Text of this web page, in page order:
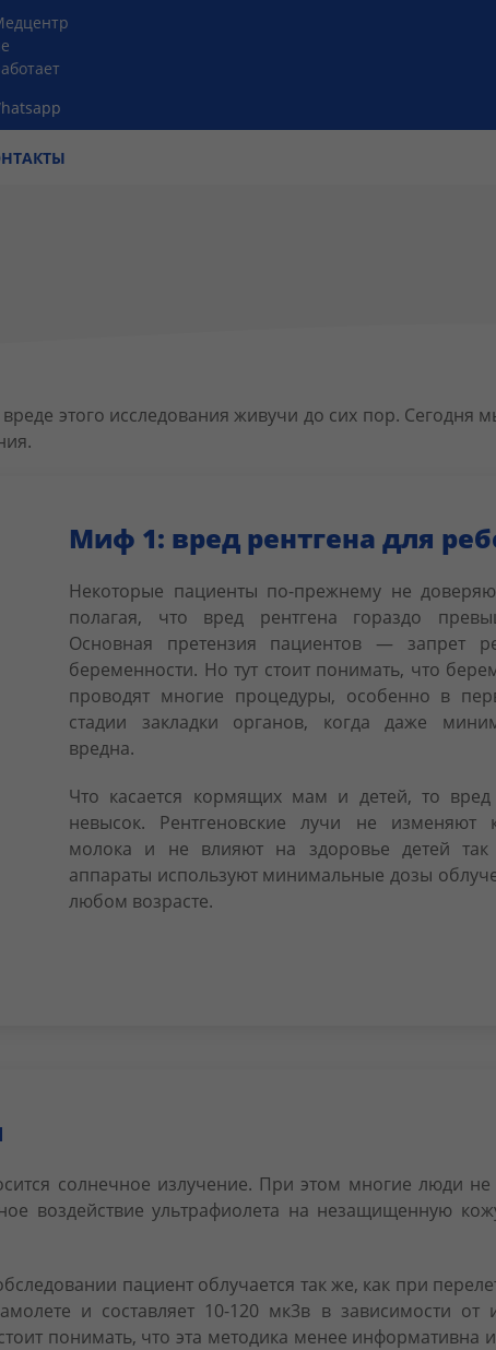
этого исследования живучи до сих пор. Сегодня
Миф 1: вред рентгена для
Некоторые пациенты по-прежнему не
полагая, что вред рентгена гораздо
Основная претензия пациентов — запрет
беременности. Но тут стоит понимать, что
проводят многие процедуры, особенно в
стадии закладки органов, когда даже
вредна.
Что касается кормящих мам и детей, то
невысок. Рентгеновские лучи не изменяют
молока и не влияют на здоровье детей так
аппараты используют минимальные дозы
любом возрасте.
солнечное излучение. При этом многие люди не
воздействие ультрафиолета на незащищенную
пациент облучается так же, как при
и составляет 10-120 мк3в в зависимости от
понимать, что эта методика менее информативна